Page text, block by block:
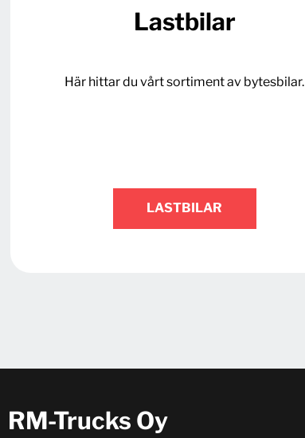
Lastbilar
Här hittar du vårt sortiment av bytesbilar.
LASTBILAR
RM-Trucks Oy